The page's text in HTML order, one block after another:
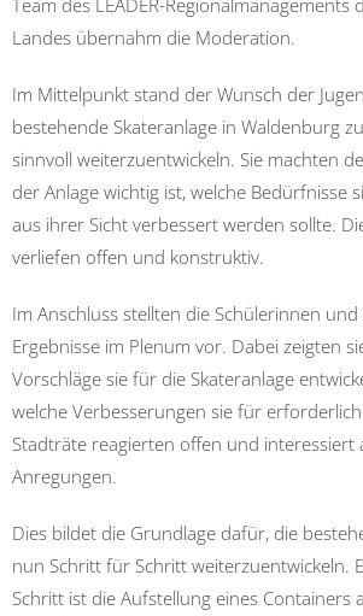
Team des LEADER-Regionalmanagements
Landes übernahm die Moderation.
Im Mittelpunkt stand der Wunsch der
bestehende Skateranlage in Waldenburg
sinnvoll weiterzuentwickeln. Sie machten
der Anlage wichtig ist, welche Bedürfnisse
aus ihrer Sicht verbessert werden sollte.
verliefen offen und konstruktiv.
Im Anschluss stellten die Schülerinnen
Ergebnisse im Plenum vor. Dabei zeigten
Vorschläge sie für die Skateranlage
welche Verbesserungen sie für
Stadträte reagierten offen und interessiert
Anregungen.
Dies bildet die Grundlage dafür, die
nun Schritt für Schritt weiterzuentwickeln.
Schritt ist die Aufstellung eines Containers